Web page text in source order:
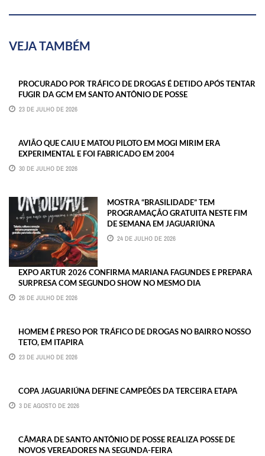
VEJA TAMBÉM
PROCURADO POR TRÁFICO DE DROGAS É DETIDO APÓS TENTAR
FUGIR DA GCM EM SANTO ANTÔNIO DE POSSE
23 DE JULHO DE 2026
AVIÃO QUE CAIU E MATOU PILOTO EM MOGI MIRIM ERA
EXPERIMENTAL E FOI FABRICADO EM 2004
30 DE JULHO DE 2026
MOSTRA “BRASILIDADE” TEM
PROGRAMAÇÃO GRATUITA NESTE FIM
DE SEMANA EM JAGUARIÚNA
24 DE JULHO DE 2026
EXPO ARTUR 2026 CONFIRMA MARIANA FAGUNDES E PREPARA
SURPRESA COM SEGUNDO SHOW NO MESMO DIA
26 DE JULHO DE 2026
HOMEM É PRESO POR TRÁFICO DE DROGAS NO BAIRRO NOSSO
TETO, EM ITAPIRA
23 DE JULHO DE 2026
COPA JAGUARIÚNA DEFINE CAMPEÕES DA TERCEIRA ETAPA
3 DE AGOSTO DE 2026
CÂMARA DE SANTO ANTÔNIO DE POSSE REALIZA POSSE DE
NOVOS VEREADORES NA SEGUNDA-FEIRA